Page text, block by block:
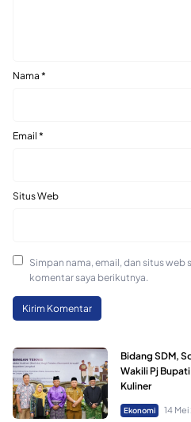
Nama *
Email *
Situs Web
Simpan nama, email, dan situs web
komentar saya berikutnya.
Bidang SDM,
Wakili Pj
Kuliner
Ekonomi 14